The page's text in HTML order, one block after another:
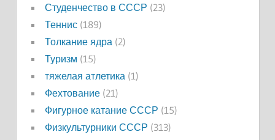
Студенчество в СССР (23)
Теннис(189)
Толкание ядра (2)
Туризм (15)
тяжелая атлетика (1)
Фехтование(21)
Фигурное катание СССР (15)
Физкультурники СССР (313)